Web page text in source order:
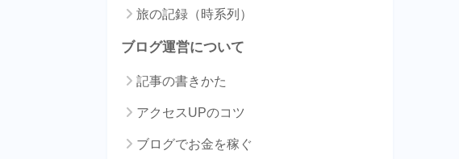
旅の記録（時系列）
ブログ運営について
記事の書きかた
アクセスUPのコツ
ブログでお金を稼ぐ